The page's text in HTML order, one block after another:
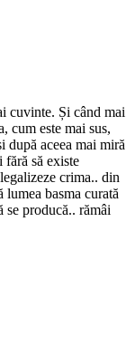
cuvinte. Și când mai
cum este mai sus,
după aceea mai miră
fără să existe
crima.. din
lumea basma curată
se producă.. rămâi